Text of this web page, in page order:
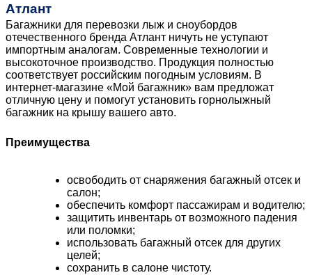
Атлант
Багажники для перевозки лыж и сноубордов
отечественного бренда Атлант ничуть не уступают
импортным аналогам. Современные технологии и
высокоточное производство. Продукция полностью
соответствует российским погодным условиям. В
интернет-магазине «Мой багажник» вам предложат
отличную цену и помогут установить горнолыжный
багажник на крышу вашего авто.
Преимущества
освободить от снаряжения багажный отсек и
салон;
обеспечить комфорт пассажирам и водителю;
защитить инвентарь от возможного падения
или поломки;
использовать багажный отсек для других
целей;
сохранить в салоне чистоту.